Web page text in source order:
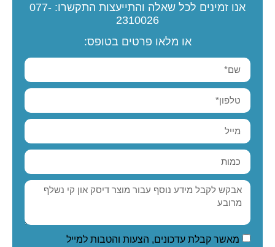
אנו זמינים לכל שאלה והתייעצות התקשרו: 077-
2310026
או מלאו פרטים בטופס:
מאשר קבלת עדכונים, הצעות והטבות למייל